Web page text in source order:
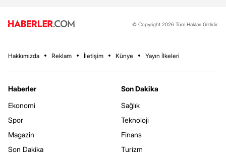
© Copyright 2026 Tüm Hakları Gizlidir.
Hakkımızda Reklam İletişim Künye Yayın İlkeleri
Haberler
Ekonomi
Spor
Magazin
Son Dakika
Son Dakika
Sağlık
Teknoloji
Finans
Turizm